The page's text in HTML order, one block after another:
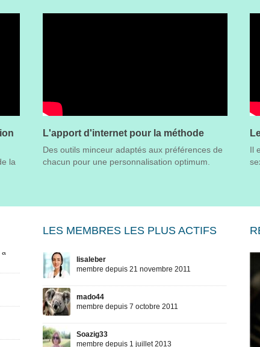
la
L'apport d'internet pour la méthode
Des outils minceur adaptés aux préférences de
chacun pour une personnalisation optimum.
Il
LES MEMBRES LES PLUS ACTIFS